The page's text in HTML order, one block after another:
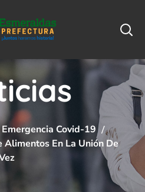
Emergencia Covid-19
En La Unión De